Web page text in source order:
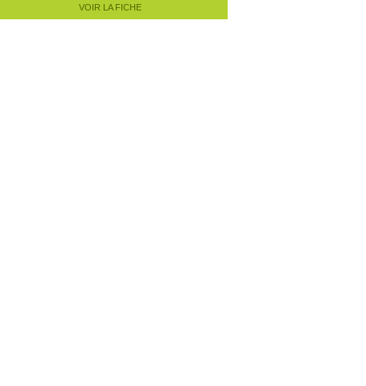
VOIR LA FICHE